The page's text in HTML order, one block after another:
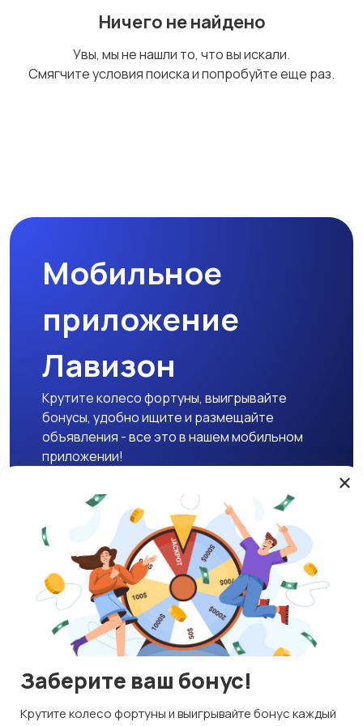
Домашняя обувь
Ничего не найдено
Увы, мы не нашли то, что вы искали.
Смягчите условия поиска и попробуйте еще раз.
Мобильное
приложение
Лавизон
Крутите колесо фортуны, выигрывайте
бонусы, удобно ищите и размещайте
объявления - все это в нашем мобильном
приложении!
Скачать APK
Магазины Блог
О нас
Служба поддержки
☕ Поддержать проект
ИНН 592109881601
Используем куки и рекомендательные технологии
×
Заберите ваш бонус!
Крутите колесо фортуны и выигрывайте бонус каждый